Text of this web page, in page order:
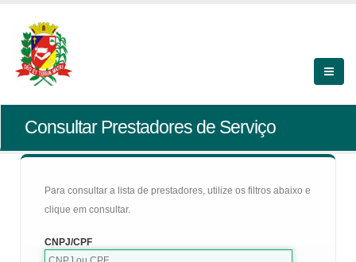
Consultar Prestadores de Serviço
Para consultar a lista de prestadores, utilize os filtros abaixo e
clique em consultar.
CNPJ/CPF